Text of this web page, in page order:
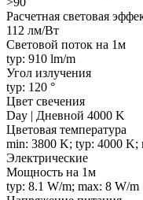
Расчетная световая
112 лм/Вт
Световой поток на 1м
typ: 910 lm/m
Угол излучения
typ: 120 °
Цвет свечения
Day | Дневной 4000 K
Цветовая температура
min: 3800 K; typ: 4000 K;
Электрические
Мощность на 1м
typ: 8.1 W/m; max: 8 W/m